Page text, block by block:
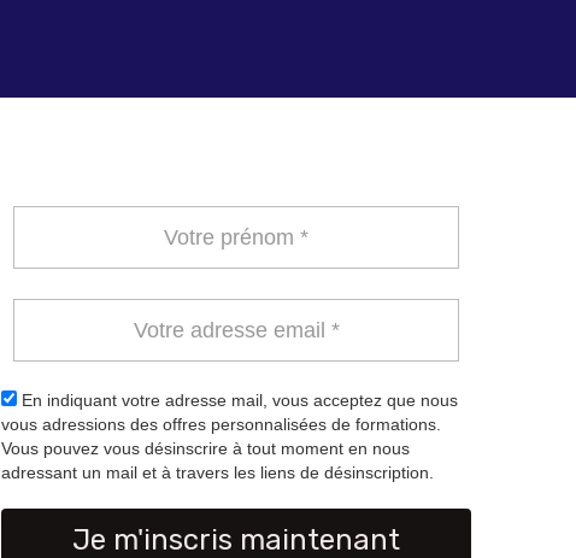
En indiquant votre adresse mail, vous acceptez que nous
vous adressions des offres personnalisées de formations.
Vous pouvez vous désinscrire à tout moment en nous
adressant un mail et à travers les liens de désinscription.
Je m'inscris maintenant